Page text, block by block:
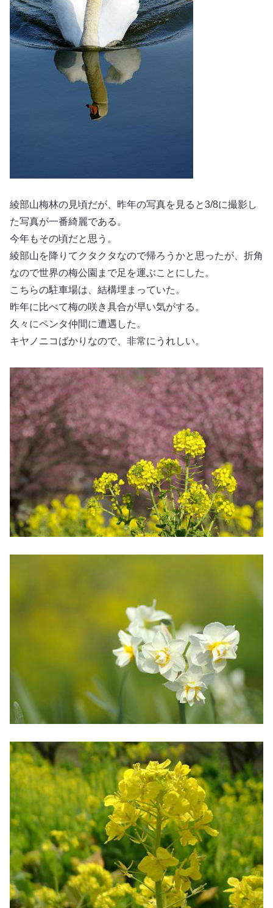
綾部山梅林の見頃だが、昨年の写真を見ると3/8に撮影し
た写真が一番綺麗である。
今年もその頃だと思う。
綾部山を降りてクタクタなので帰ろうかと思ったが、折角
なので世界の梅公園まで足を運ぶことにした。
こちらの駐車場は、結構埋まっていた。
昨年に比べて梅の咲き具合が早い気がする。
久々にペンタ仲間に遭遇した。
キヤノニコばかりなので、非常にうれしい。